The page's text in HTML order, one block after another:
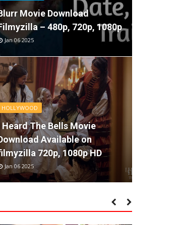
Movies
for providing pirated movies
of Telug...
Movie Download
– 480p, 720p, 1080p
Jan 06 2025
HOLLYWOOD
Heard The Bells Movie
Available on
720p, 1080p HD
Jan 06 2025
AutoDesk
 